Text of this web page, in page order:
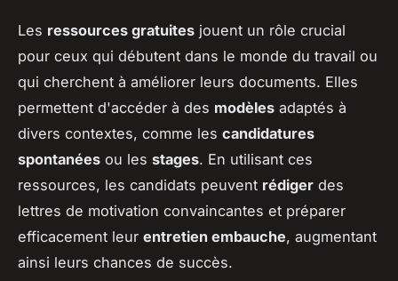
Les ressources gratuites jouent un rôle crucial
pour ceux qui débutent dans le monde du travail ou
qui cherchent à améliorer leurs documents. Elles
permettent d'accéder à des modèles adaptés à
divers contextes, comme les candidatures
spontanées ou les stages. En utilisant ces
ressources, les candidats peuvent rédiger des
lettres de motivation convaincantes et préparer
efficacement leur entretien embauche, augmentant
ainsi leurs chances de succès.